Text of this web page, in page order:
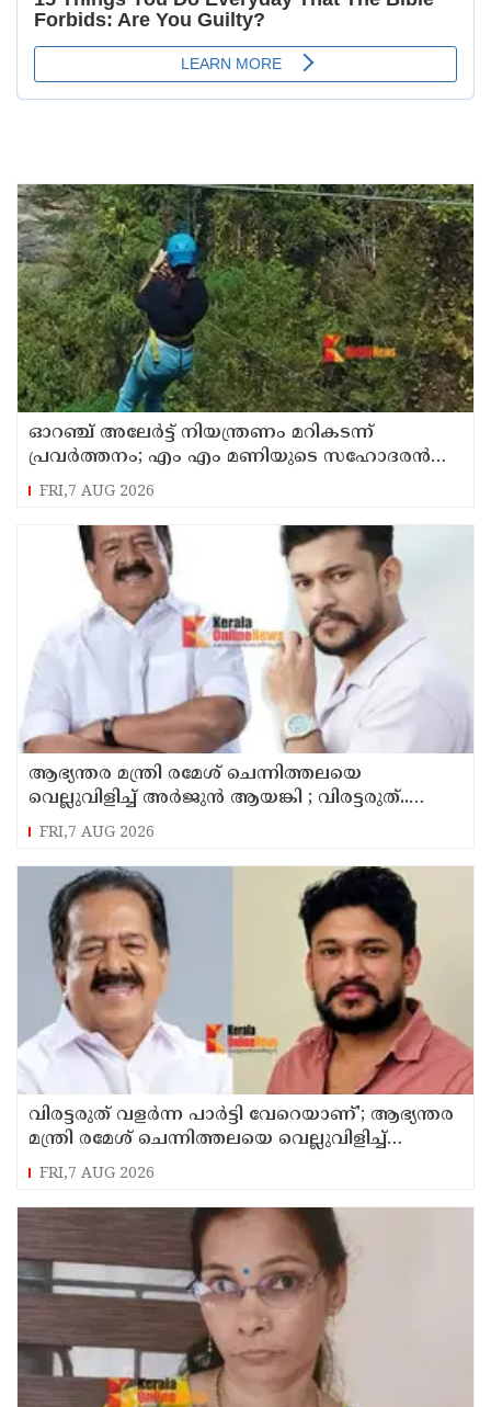
ഓറഞ്ച് അലേര്‍ട്ട് നിയന്ത്രണം മറികടന്ന്
പ്രവര്‍ത്തനം; എം എം മണിയുടെ സഹോദരന്‍
നടത്തുന്ന സിപ് ലൈന്‍ പൂട്ടിച്ച് അധികൃതര്‍
FRI,7 AUG 2026
ആഭ്യന്തര മന്ത്രി രമേശ് ചെന്നിത്തലയെ
വെല്ലുവിളിച്ച് അ‍ർജുൻ ആയങ്കി ; വിരട്ടരുത്..
വളർന്ന പാർട്ടി വേറെയാണ് !
FRI,7 AUG 2026
വിരട്ടരുത് വളര്‍ന്ന പാര്‍ട്ടി വേറെയാണ്'; ആഭ്യന്തര
മന്ത്രി രമേശ് ചെന്നിത്തലയെ വെല്ലുവിളിച്ച്
അര്‍ജുന്‍ ആയങ്കി
FRI,7 AUG 2026